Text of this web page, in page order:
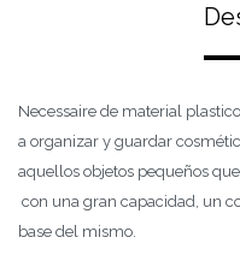
Necessaire de material
a organizar y guardar
aquellos objetos pequeños
con una gran capacidad, un
base del mismo.